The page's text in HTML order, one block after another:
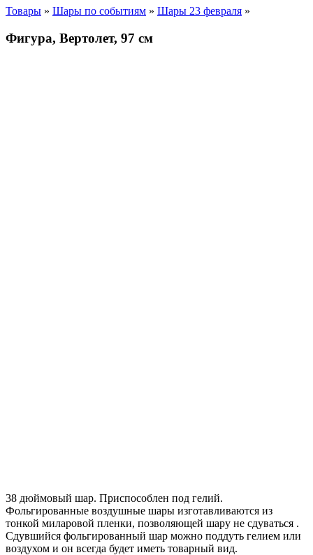
Товары » Шары по событиям » Шары 23 февраля »
Фигура, Вертолет, 97 см
38 дюймовый шар. Приспособлен под гелий.
Фольгированные воздушные шары изготавливаются из
тонкой миларовой пленки, позволяющей шару не сдуваться .
Сдувшийся фольгированный шар можно поддуть гелием или
воздухом и он всегда будет иметь товарный вид.